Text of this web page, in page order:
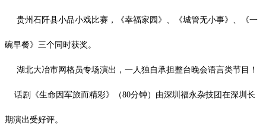
贵州石阡县小品小戏比赛，《幸福家园》、《城管无小事》、《一
碗早餐》三个同时获奖。
湖北大冶市网格员专场演出，一人独自承担整台晚会语言类节目！
话剧《生命因军旅而精彩》（80分钟）由深圳福永杂技团在深圳长
期演出受好评。